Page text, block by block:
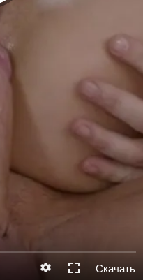
Скачать